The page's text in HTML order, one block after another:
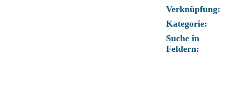
Verknüpfung:
Kategorie:
Suche in
Feldern: